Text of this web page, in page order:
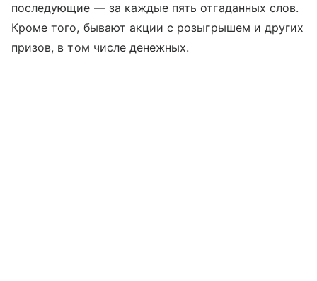
последующие — за каждые пять отгаданных слов.
Кроме того, бывают акции с розыгрышем и других
призов, в том числе денежных.